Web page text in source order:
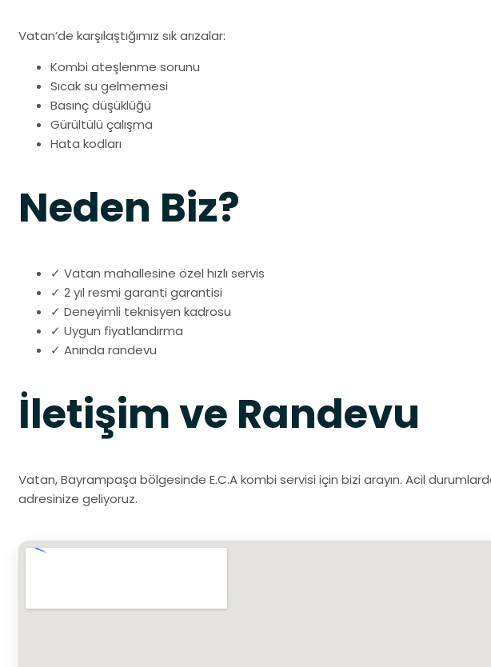
Vatan’de karşılaştığımız sık arızalar:
Kombi ateşlenme sorunu
Sıcak su gelmemesi
Basınç düşüklüğü
Gürültülü çalışma
Hata kodları
Neden Biz?
✓ Vatan mahallesine özel hızlı servis
✓ 2 yıl resmi garanti garantisi
✓ Deneyimli teknisyen kadrosu
✓ Uygun fiyatlandırma
✓ Anında randevu
İletişim ve Randevu
Vatan, Bayrampaşa bölgesinde E.C.A kombi servisi için bizi arayın. Acil
adresinize geliyoruz.